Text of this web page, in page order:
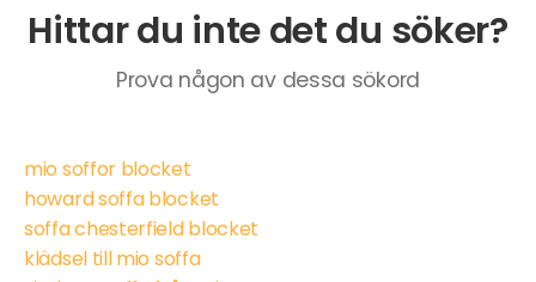
Hittar du inte det du söker?
Prova någon av dessa sökord
mio soffor blocket
howard soffa blocket
soffa chesterfield blocket
klädsel till mio soffa